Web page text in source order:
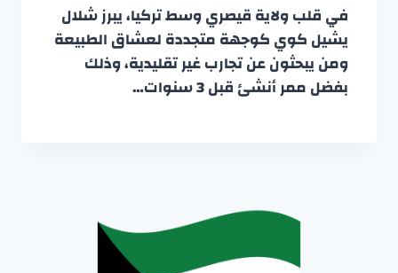
في قلب ولاية قيصري وسط تركيا، يبرز شلال
يشيل كوي كوجهة متجددة لعشاق الطبيعة
ومن يبحثون عن تجارب غير تقليدية، وذلك
بفضل ممر أنشئ قبل 3 سنوات…